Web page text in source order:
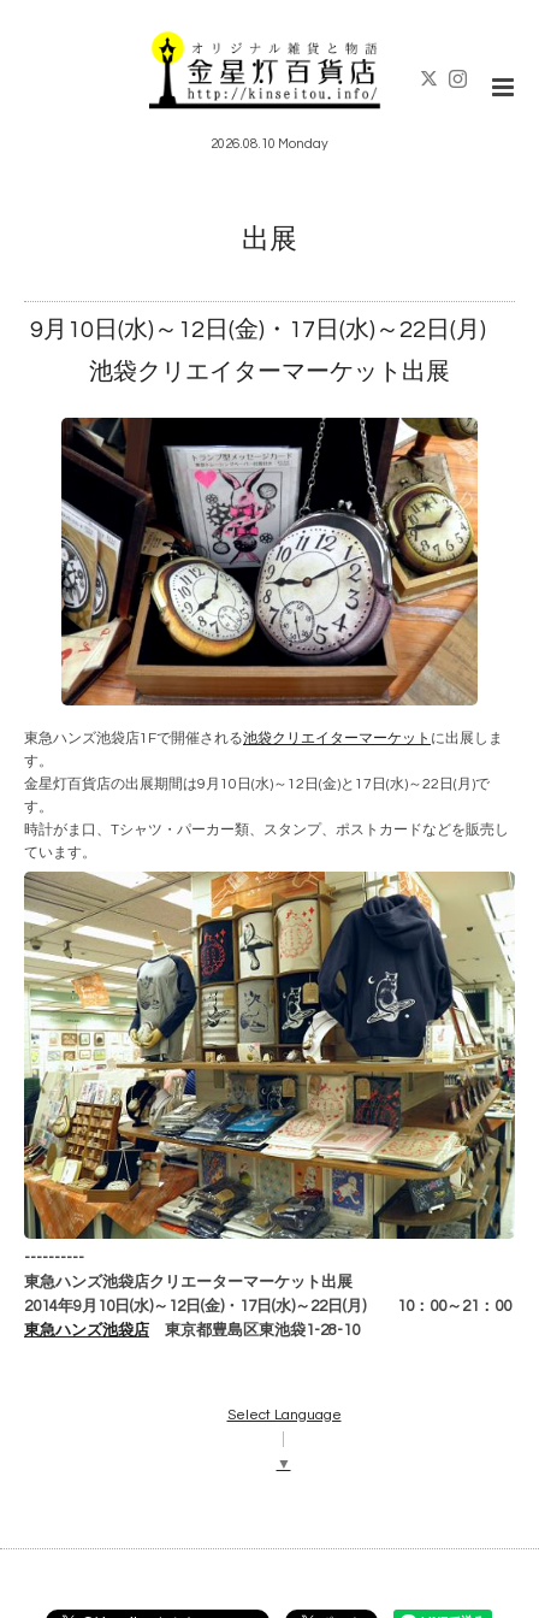
2026.08.10 Monday
出展
9月10日(水)～12日(金)・17日(水)～22日(月)
池袋クリエイターマーケット出展
東急ハンズ池袋店1Fで開催される池袋クリエイターマーケット に出展しま
す。
金星灯百貨店の出展期間は9月10日(水)～12日(金)と17日(水)～22日(月)で
す。
時計がま口、Tシャツ・パーカー類、スタンプ、ポストカードなどを販売し
ています。
----------
東急ハンズ池袋店クリエーターマーケット出展
2014年9月10日(水)～12日(金)・17日(水)～22日(月)
10：00～21：00
東急ハンズ池袋店 東京都豊島区東池袋1-28-10
Select Language
▼